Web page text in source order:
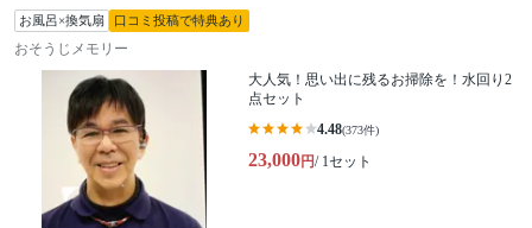
お風呂×換気扇 口コミ投稿で特典あり
おそうじメモリー
大人気！思い出に残るお掃除を！水回り2
点セット
4.48(373件)
23,000円/ 1セット